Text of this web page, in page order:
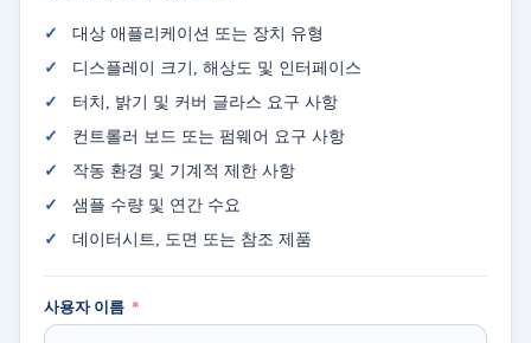
대상 애플리케이션 또는 장치 유형
디스플레이 크기, 해상도 및 인터페이스
터치, 밝기 및 커버 글라스 요구 사항
컨트롤러 보드 또는 펌웨어 요구 사항
작동 환경 및 기계적 제한 사항
샘플 수량 및 연간 수요
데이터시트, 도면 또는 참조 제품
사용자 이름